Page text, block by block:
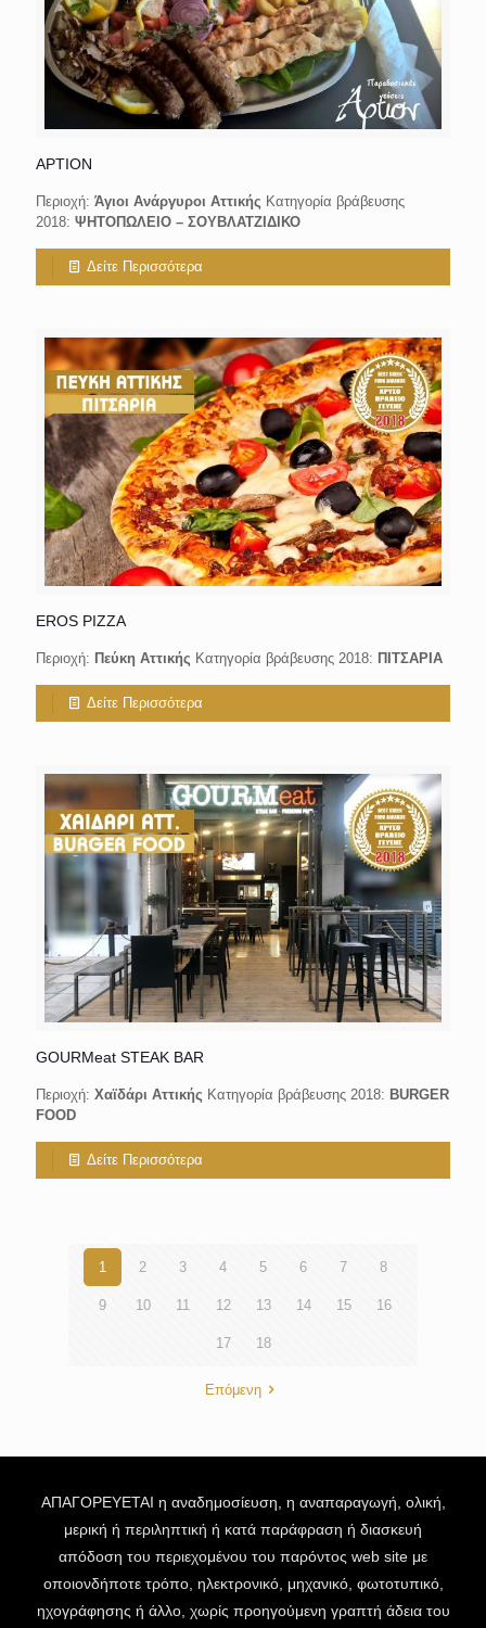
ΑΡΤΙΟΝ
Περιοχή: Άγιοι Ανάργυροι Αττικής Κατηγορία βράβευσης
2018: ΨΗΤΟΠΩΛΕΙΟ – ΣΟΥΒΛΑΤΖΙΔΙΚΟ
Δείτε Περισσότερα
EROS PIZZA
Περιοχή: Πεύκη Αττικής Κατηγορία βράβευσης 2018: ΠΙΤΣΑΡΙΑ
Δείτε Περισσότερα
GOURMeat STEAK BAR
Περιοχή: Χαϊδάρι Αττικής Κατηγορία βράβευσης 2018: BURGER
FOOD
Δείτε Περισσότερα
1 2 3 4 5 6 7 8
9 10 11 12 13 14 15 16
17 18
Επόμενη
ΑΠΑΓΟΡΕΥΕΤΑΙ η αναδημοσίευση, η αναπαραγωγή, ολική,
μερική ή περιληπτική ή κατά παράφραση ή διασκευή
απόδοση του περιεχομένου του παρόντος web site με
οποιονδήποτε τρόπο, ηλεκτρονικό, μηχανικό, φωτοτυπικό,
ηχογράφησης ή άλλο, χωρίς προηγούμενη γραπτή άδεια του